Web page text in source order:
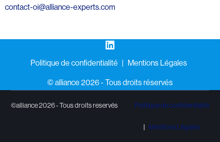
contact-oi@alliance-experts.com
LinkedIn
Politique de confidentialité Mentions Légales
©️ alliance 2026 - Tous droits réservés
©alliance 2026 - Tous droits reservés Politique de confidentialité
Mentions Légales